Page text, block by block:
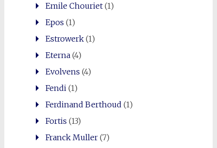
Emile Chouriet(1)
Epos (1)
Estrowerk(1)
Eterna(4)
Evolvens (4)
Fendi (1)
Ferdinand Berthoud (1)
Fortis (13)
Franck Muller(7)